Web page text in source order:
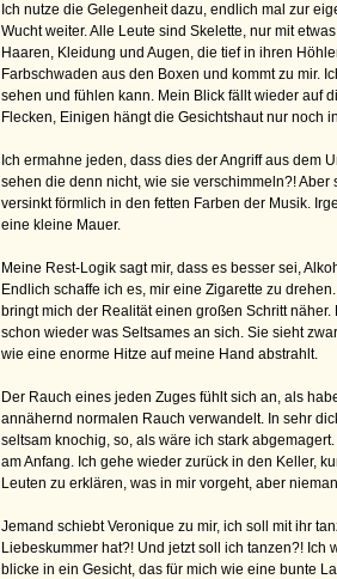
Ich nutze die Gelegenheit dazu, endlich mal zur
Wucht weiter. Alle Leute sind Skelette, nur mit
Haaren, Kleidung und Augen, die tief in ihren
Farbschwaden aus den Boxen und kommt zu mir.
sehen und fühlen kann. Mein Blick fällt wieder auf
Flecken, Einigen hängt die Gesichtshaut nur noch
Ich ermahne jeden, dass dies der Angriff aus dem
sehen die denn nicht, wie sie verschimmeln?!
versinkt förmlich in den fetten Farben der Musik.
eine kleine Mauer.
Meine Rest-Logik sagt mir, dass es besser sei,
Endlich schaffe ich es, mir eine Zigarette zu
bringt mich der Realität einen großen Schritt
schon wieder was Seltsames an sich. Sie sieht
wie eine enorme Hitze auf meine Hand abstrahlt.
Der Rauch eines jeden Zuges fühlt sich an, als
annähernd normalen Rauch verwandelt. In sehr
seltsam knochig, so, als wäre ich stark
am Anfang. Ich gehe wieder zurück in den Keller,
Leuten zu erklären, was in mir vorgeht, aber
Jemand schiebt Veronique zu mir, ich soll mit ihr
Liebeskummer hat?! Und jetzt soll ich tanzen?!
blicke in ein Gesicht, das für mich wie eine bunte